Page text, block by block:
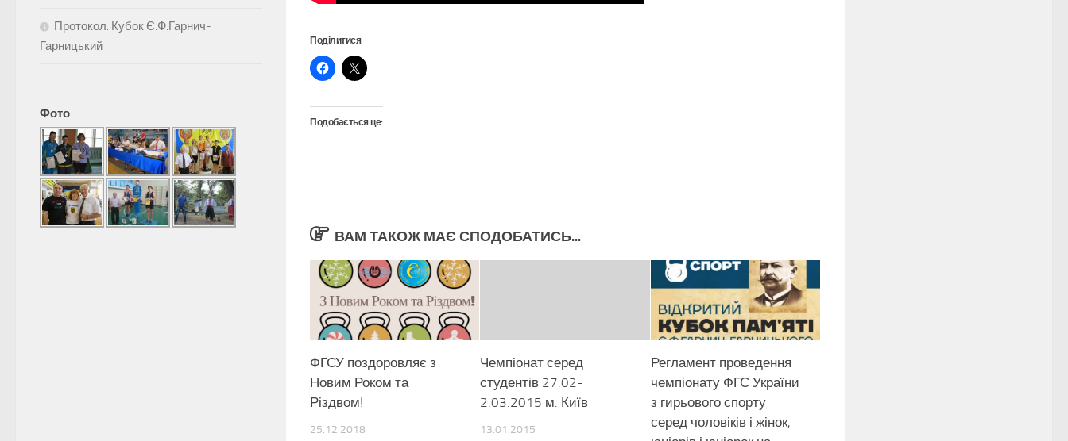
Поділитися
Подобається це:
ВАМ ТАКОЖ МАЄ СПОДОБАТИСЬ...
ФГСУ поздоровляє з
Новим Роком та
Різдвом!
25.12.2018
Чемпіонат серед
студентів 27.02-
2.03.2015 м. Київ
13.01.2015
Регламент проведення
чемпіонату ФГС України
з гирьового спорту
серед чоловіків і жінок,
Протокол. Кубок Є.Ф.Гарнич-
Гарницький
Фото